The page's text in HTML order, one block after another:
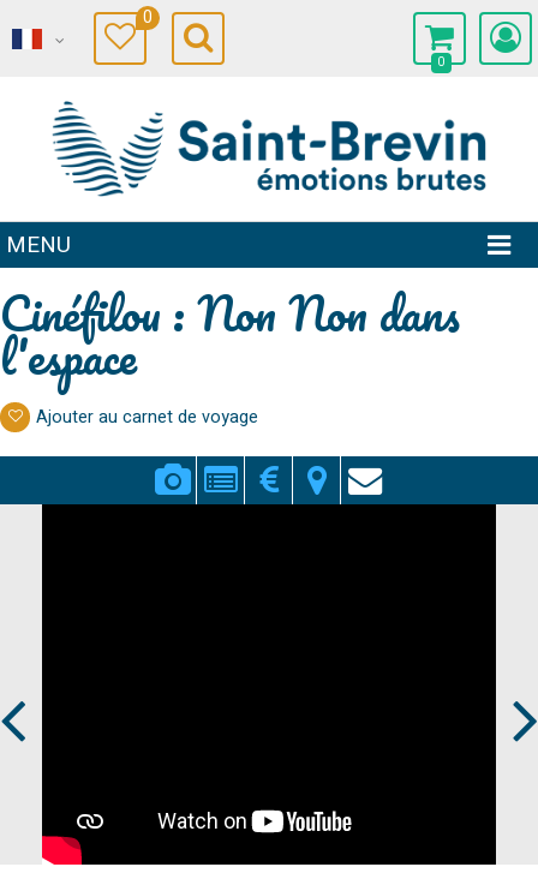
0
0
MENU
Cinéfilou : Non Non dans
l'espace
Ajouter au carnet de voyage